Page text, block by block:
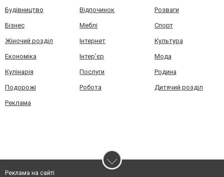
Будівництво Відпочинок Розваги
Бізнес Меблі Спорт
Жіночий розділ Інтернет Культура
Економіка Інтер'єр Мода
Кулінарія Послуги Родина
Подорожі Робота Дитячий розділ
Реклама
Реклама на сайті